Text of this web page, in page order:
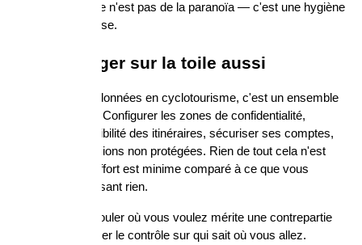
l'option existe. Ce n'est pas de la paranoïa — c'est une hygiène
numérique de base.
Voyager léger sur la toile aussi
La sécurité des données en cyclotourisme, c'est un ensemble
de petits gestes. Configurer les zones de confidentialité,
restreindre la visibilité des itinéraires, sécuriser ses comptes,
éviter les connexions non protégées. Rien de tout cela n'est
compliqué. Et l'effort est minime comparé à ce que vous
risquez en ne faisant rien.
Votre liberté de rouler où vous voulez mérite une contrepartie
numérique : garder le contrôle sur qui sait où vous allez.